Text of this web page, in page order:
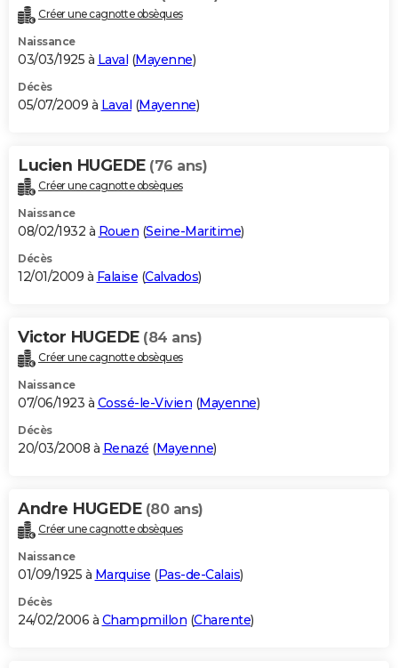
Créer une cagnotte obsèques
Naissance
03/03/1925 à Laval (Mayenne)
Décès
05/07/2009 à Laval (Mayenne)
Lucien HUGEDE (76 ans)
Créer une cagnotte obsèques
Naissance
08/02/1932 à Rouen (Seine-Maritime)
Décès
12/01/2009 à Falaise (Calvados)
Victor HUGEDE (84 ans)
Créer une cagnotte obsèques
Naissance
07/06/1923 à Cossé-le-Vivien (Mayenne)
Décès
20/03/2008 à Renazé (Mayenne)
Andre HUGEDE (80 ans)
Créer une cagnotte obsèques
Naissance
01/09/1925 à Marquise (Pas-de-Calais)
Décès
24/02/2006 à Champmillon (Charente)